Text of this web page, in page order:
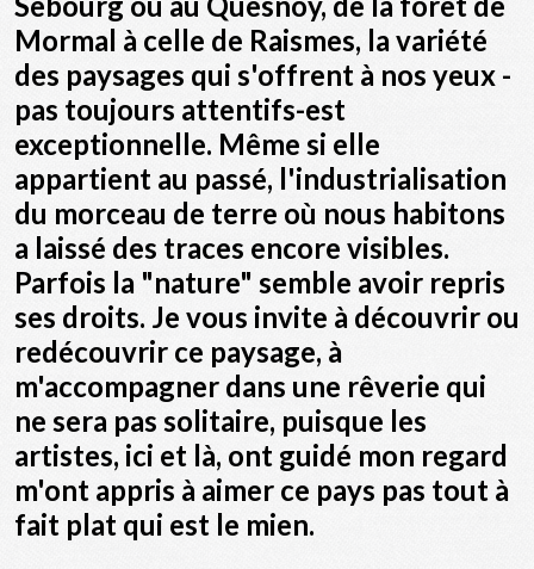
Mormal à celle de Raismes, la variété
des paysages qui s'offrent à nos yeux -
pas toujours attentifs-est
exceptionnelle. Même si elle
appartient au passé, l'industrialisation
du morceau de terre où nous habitons
a laissé des traces encore visibles.
Parfois la "nature" semble avoir repris
ses droits. Je vous invite à découvrir ou
redécouvrir ce paysage, à
m'accompagner dans une rêverie qui
ne sera pas solitaire, puisque les
artistes, ici et là, ont guidé mon regard
m'ont appris à aimer ce pays pas tout à
fait plat qui est le mien.